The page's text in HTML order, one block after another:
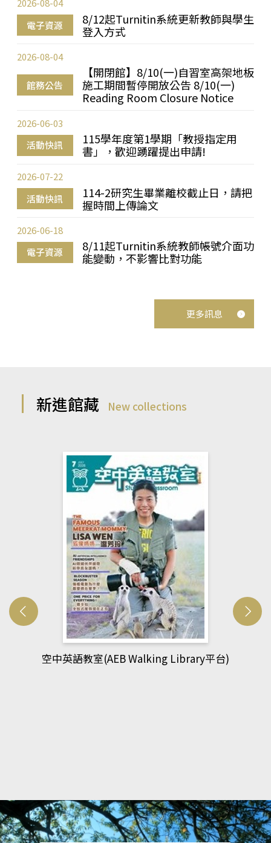
電子資源
8/12起Turnitin系統更新教師與學生
登入方式
2026-08-04
館務公告
【開閉館】8/10(一)自習室高架地板
施工期間暫停開放公告 8/10(一)
Reading Room Closure Notice
2026-08-04
活動快訊
115學年度第1學期「教授指定用
書」，歡迎踴躍提出申請!
2026-06-03
活動快訊
114-2研究生畢業離校截止日，請把
握時間上傳論文
2026-07-22
電子資源
8/11起Turnitin系統教師帳號介面功
能變動，不影響比對功能
2026-06-18
更多訊息
新進館藏 New collections
網管人(kono平台)